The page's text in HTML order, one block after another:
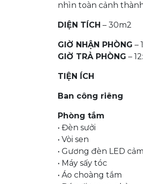
nhìn toàn cảnh
DIỆN TÍCH – 30m2
GIỜ NHẬN PHÒNG –
GIỜ TRẢ PHÒNG –
TIỆN ÍCH
Ban công riêng
Phòng tắm
• Đèn sưởi
• Vòi sen
• Gương đèn LED
• Máy sấy tóc
• Áo choàng tắm